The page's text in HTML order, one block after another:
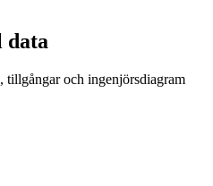
data
tillgångar och ingenjörsdiagram